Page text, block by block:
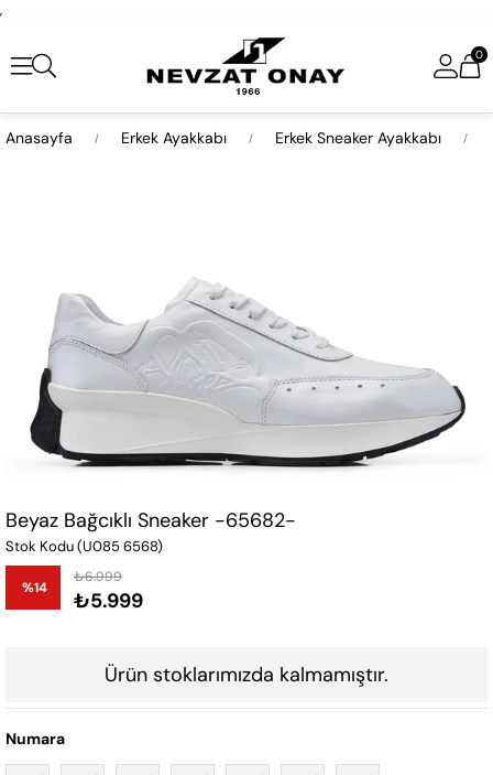
,
0
Anasayfa Erkek Ayakkabı Erkek Sneaker Ayakkabı
Beyaz Bağcıklı Sneaker -65682-
Stok Kodu(U085 6568)
%14
İndirim
₺6.999
₺5.999
Ürün stoklarımızda kalmamıştır.
Numara